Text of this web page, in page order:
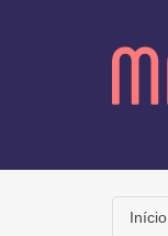
Início